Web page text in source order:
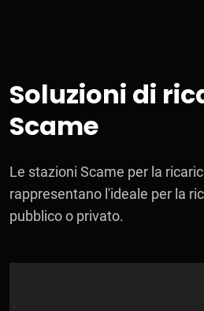
Soluzioni di
Scame
Le stazioni Scame per la
rappresentano l'ideale per la
pubblico o privato.